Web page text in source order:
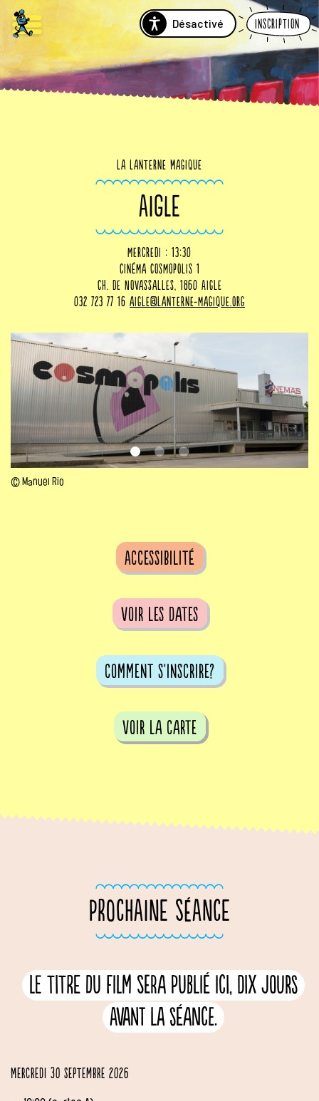
Désactivé Inscription
La Lanterne Magique
AIGLE
mercredi : 13:30
Cinéma Cosmopolis 1
Ch. de Novassalles, 1860 Aigle
032 723 77 16 aigle@lanterne-magique.org
© Manuel Rio
Accessibilité
voir les dates
comment s'inscrire?
voir la carte
PROCHAINE SÉANCE
Le titre du film sera publié ici, dix jours
avant la séance.
Mercredi 30 septembre 2026